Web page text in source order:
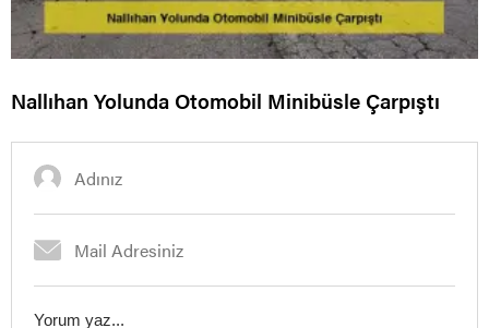
Nallıhan Yolunda Otomobil Minibüsle Çarpıştı